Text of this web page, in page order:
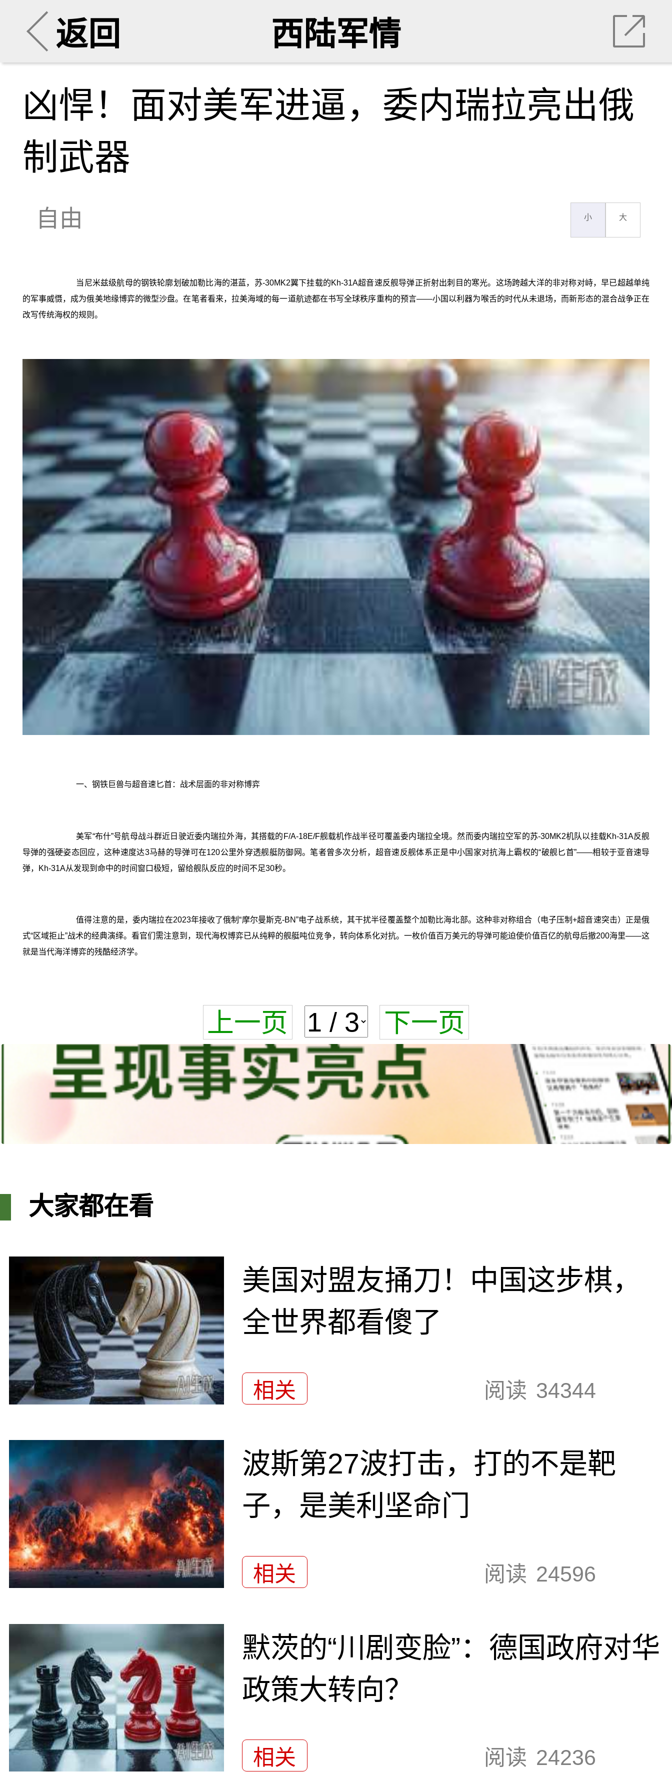
返回 西陆军情
凶悍！面对美军进逼，委内瑞拉亮出俄
制武器
自由 小 大
当尼米兹级航母的钢铁轮廓划破加勒比海的湛蓝，苏-30MK2翼下挂载的Kh-31A超音速反舰导弹正折射出刺目的寒光。这场跨越大洋的非对称对峙，早已超越单纯
的军事威慑，成为俄美地缘博弈的微型沙盘。在笔者看来，拉美海域的每一道航迹都在书写全球秩序重构的预言——小国以利器为喉舌的时代从未退场，而新形态的混合战争正在
改写传统海权的规则。
一、钢铁巨兽与超音速匕首：战术层面的非对称博弈
美军“布什”号航母战斗群近日驶近委内瑞拉外海，其搭载的F/A-18E/F舰载机作战半径可覆盖委内瑞拉全境。然而委内瑞拉空军的苏-30MK2机队以挂载Kh-31A反舰
导弹的强硬姿态回应，这种速度达3马赫的导弹可在120公里外穿透舰艇防御网。笔者曾多次分析，超音速反舰体系正是中小国家对抗海上霸权的“破舰匕首”——相较于亚音速导
弹，Kh-31A从发现到命中的时间窗口极短，留给舰队反应的时间不足30秒。
值得注意的是，委内瑞拉在2023年接收了俄制“摩尔曼斯克-BN”电子战系统，其干扰半径覆盖整个加勒比海北部。这种非对称组合（电子压制+超音速突击）正是俄
式“区域拒止”战术的经典演绎。看官们需注意到，现代海权博弈已从纯粹的舰艇吨位竞争，转向体系化对抗。一枚价值百万美元的导弹可能迫使价值百亿的航母后撤200海里——这
就是当代海洋博弈的残酷经济学。
上一页 下一页
大家都在看
美国对盟友捅刀！中国这步棋，
全世界都看傻了
相关 阅读 34344
波斯第27波打击，打的不是靶
子，是美利坚命门
相关 阅读 24596
默茨的“川剧变脸”：德国政府对华
政策大转向？
相关 阅读 24236